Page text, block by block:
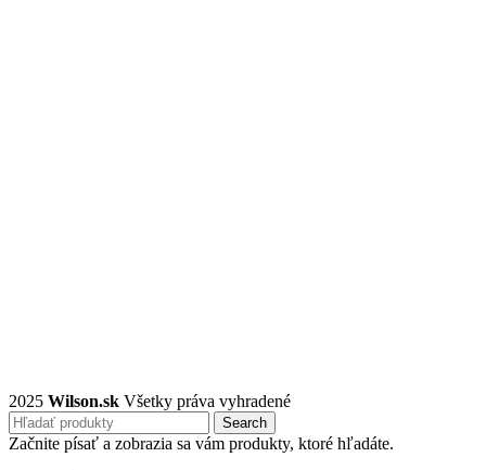
2025 Wilson.sk Všetky práva vyhradené
Search
Začnite písať a zobrazia sa vám produkty, ktoré hľadáte.